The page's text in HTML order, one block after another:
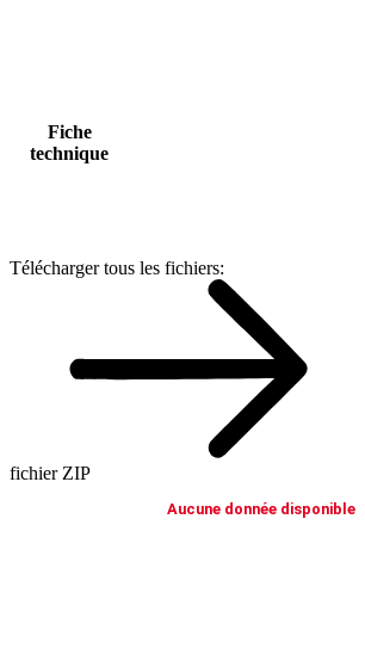
Fiche
technique
Télécharger tous les fichiers:
fichier ZIP
Aucune donnée disponible